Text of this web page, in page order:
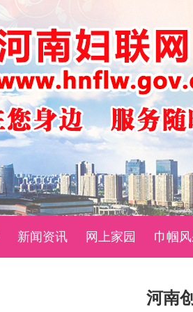
新闻资讯 网上家园 巾帼
河南